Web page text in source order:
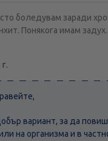
боледувам заради
Понякога имам
вариант, за да
на организма и в